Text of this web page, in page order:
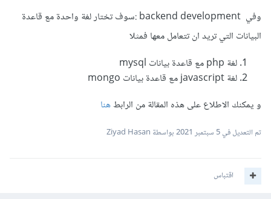
وفي backend development :سوف تختار لغة واحدة مع قاعدة
البيانات التي تريد ان تتعامل معها فمثلا
لغة php مع قاعدة بيانات mysql
لغة javascript مع قاعدة بيانات mongo
و يمكنك الاطلاع على هذه المقالة من الرابطهنا
تم التعديل في5 سبتمبر 2021 بواسطة Ziyad Hasan
اقتباس